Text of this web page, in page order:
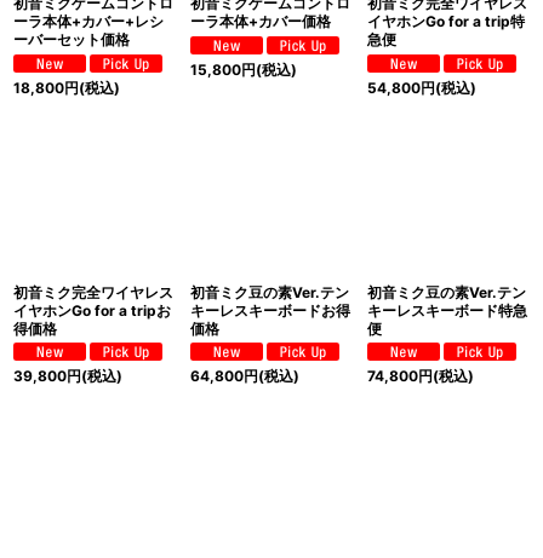
ーラ本体+カバー+レシ
ーバーセット価格
18,800円(税込)
ーラ本体+カバー価格
15,800円(税込)
イヤホンGo for a trip特
急便
54,800円(税込)
初音ミク完全ワイヤレス
イヤホンGo for a tripお
得価格
39,800円(税込)
初音ミク豆の素Ver.テン
キーレスキーボードお得
価格
64,800円(税込)
初音ミク豆の素Ver.テン
キーレスキーボード特急
便
74,800円(税込)